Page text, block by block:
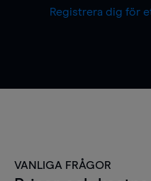
Registrera dig för
VANLIGA FRÅGOR